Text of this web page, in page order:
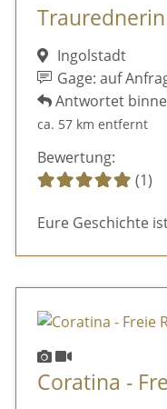
Traurednerin
Ingolstadt
Gage: auf
Antwortet
ca. 57 km entfernt
Bewertung:
(1)
Eure Geschichte
Coratina -